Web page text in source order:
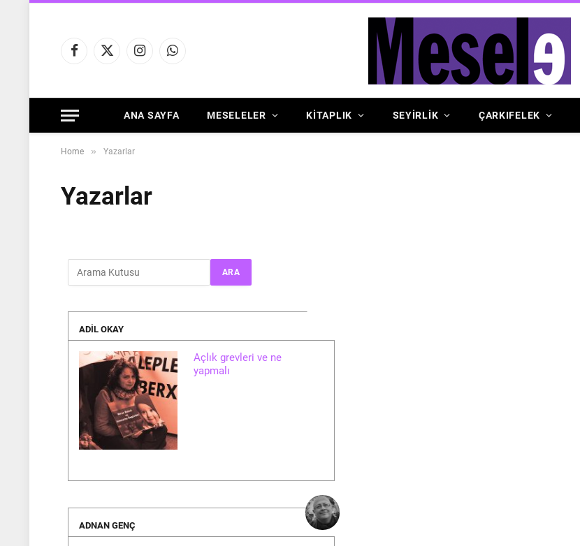
Facebook
X
InstagramWhatsApp
ANA SAYFA MESELELER KİTAPLIK SEYİRLİK ÇARKIFELEK
Home » Yazarlar
Yazarlar
ADIL OKAY
Açlık grevleri ve ne
yapmalı
ADNAN GENÇ